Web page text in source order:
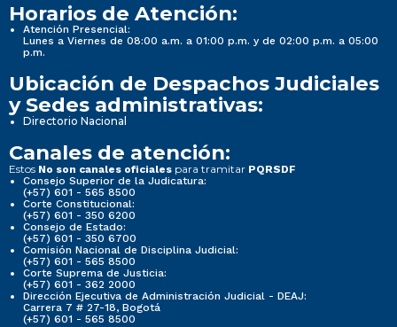
Horarios de Atención:
Atención Presencial:
Lunes a Viernes de 08:00 a.m. a 01:00 p.m. y de 02:00 p.m. a 05:00
p.m.
Ubicación de Despachos Judiciales
y Sedes administrativas:
Directorio Nacional
Canales de atención:
Estos No son canales oficiales para tramitar PQRSDF
Consejo Superior de la Judicatura:
(+57) 601 - 565 8500
Corte Constitucional:
(+57) 601 - 350 6200
Consejo de Estado:
(+57) 601 - 350 6700
Comisión Nacional de Disciplina Judicial:
(+57) 601 - 565 8500
Corte Suprema de Justicia:
(+57) 601 - 362 2000
Dirección Ejecutiva de Administración Judicial - DEAJ:
Carrera 7 # 27-18, Bogotá
(+57) 601 - 565 8500